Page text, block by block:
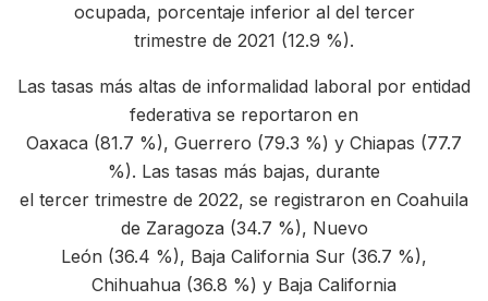
ocupada, porcentaje inferior al del tercer
trimestre de 2021 (12.9 %).
Las tasas más altas de informalidad laboral por entidad
federativa se reportaron en
Oaxaca (81.7 %), Guerrero (79.3 %) y Chiapas (77.7
%). Las tasas más bajas, durante
el tercer trimestre de 2022, se registraron en Coahuila
de Zaragoza (34.7 %), Nuevo
León (36.4 %), Baja California Sur (36.7 %),
Chihuahua (36.8 %) y Baja California